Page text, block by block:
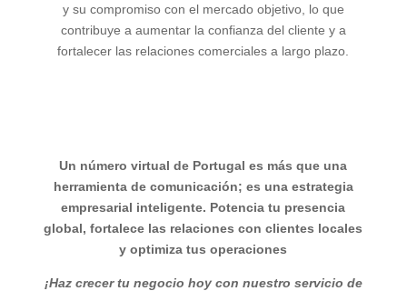
y su compromiso con el mercado objetivo, lo que
contribuye a aumentar la confianza del cliente y a
fortalecer las relaciones comerciales a largo plazo.
Un número virtual de Portugal es más que una
herramienta de comunicación; es una estrategia
empresarial inteligente. Potencia tu presencia
global, fortalece las relaciones con clientes locales
y optimiza tus operaciones
¡Haz crecer tu negocio hoy con nuestro servicio de